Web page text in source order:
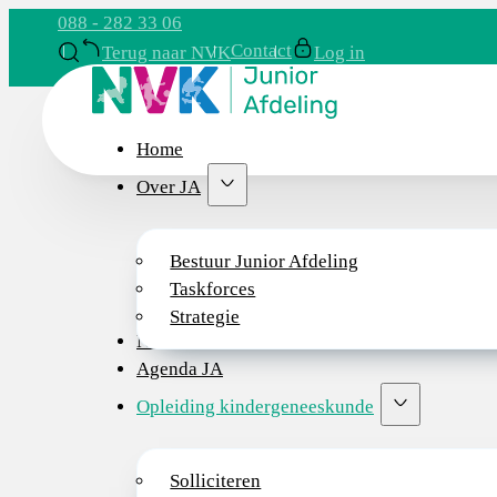
088 - 282 33 06
Terug naar NVKContact Log in
Home
Over JA
Bestuur Junior Afdeling
Taskforces
Strategie
Nieuws
Agenda JA
Opleiding kindergeneeskunde
Solliciteren